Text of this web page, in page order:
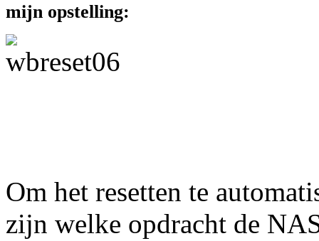
mijn opstelling:
Om het resetten te
zijn welke opdracht de